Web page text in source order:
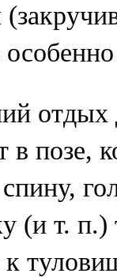
отдых
в позе,
(и т.